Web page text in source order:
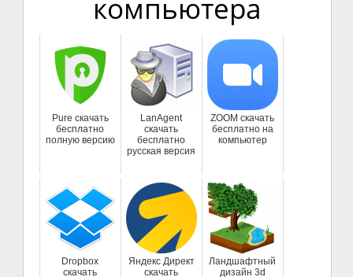
компьютера
Pure скачать
бесплатно
полную версию
LanAgent
скачать
бесплатно
русская версия
ZOOM скачать
бесплатно на
компьютер
Dropbox
скачать
Яндекс Директ
скачать
Ландшафтный
дизайн 3d